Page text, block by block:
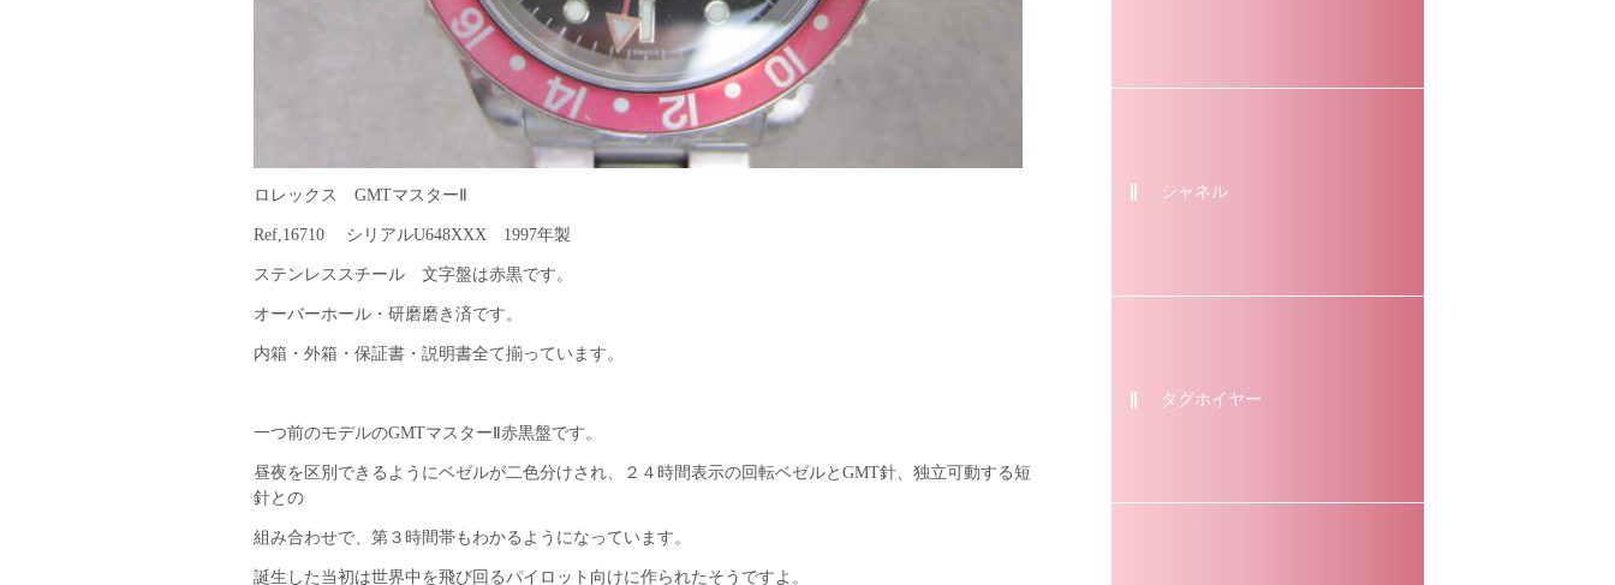
ロレックス GMTマスターⅡ
Ref,16710 シリアルU648XXX 1997年製
ステンレススチール 文字盤は赤黒です。
オーバーホール・研磨磨き済です。
内箱・外箱・保証書・説明書全て揃っています。
一つ前のモデルのGMTマスターⅡ赤黒盤です。
昼夜を区別できるようにベゼルが二色分けされ、２４時間表示の回転ベゼルとGMT針、独立可動する短
針との
組み合わせで、第３時間帯もわかるようになっています。
誕生した当初は世界中を飛び回るパイロット向けに作られたそうですよ。
シャネル
タグホイヤー